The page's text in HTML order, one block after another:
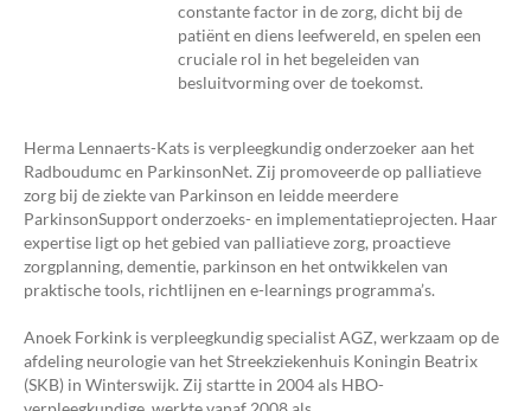
constante factor in de zorg, dicht bij de
patiënt en diens leefwereld, en spelen een
cruciale rol in het begeleiden van
besluitvorming over de toekomst.
Herma Lennaerts-Kats is verpleegkundig onderzoeker aan het
Radboudumc en ParkinsonNet. Zij promoveerde op palliatieve
zorg bij de ziekte van Parkinson en leidde meerdere
ParkinsonSupport onderzoeks- en implementatieprojecten. Haar
expertise ligt op het gebied van palliatieve zorg, proactieve
zorgplanning, dementie, parkinson en het ontwikkelen van
praktische tools, richtlijnen en e-learnings programma’s.
Anoek Forkink is verpleegkundig specialist AGZ, werkzaam op de
afdeling neurologie van het Streekziekenhuis Koningin Beatrix
(SKB) in Winterswijk. Zij startte in 2004 als HBO-